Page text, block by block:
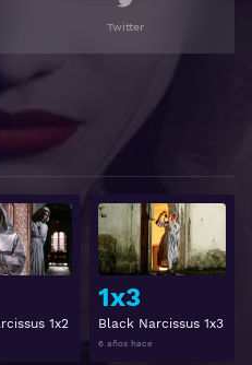
Twitter
1x2
Ver
1x3
Black Narcissus 1x3
6 años hace